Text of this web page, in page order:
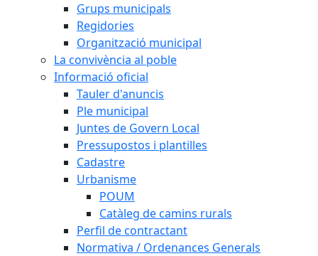
Grups municipals
Regidories
Organització municipal
La convivència al poble
Informació oficial
Tauler d'anuncis
Ple municipal
Juntes de Govern Local
Pressupostos i plantilles
Cadastre
Urbanisme
POUM
Catàleg de camins rurals
Perfil de contractant
Normativa / Ordenances Generals